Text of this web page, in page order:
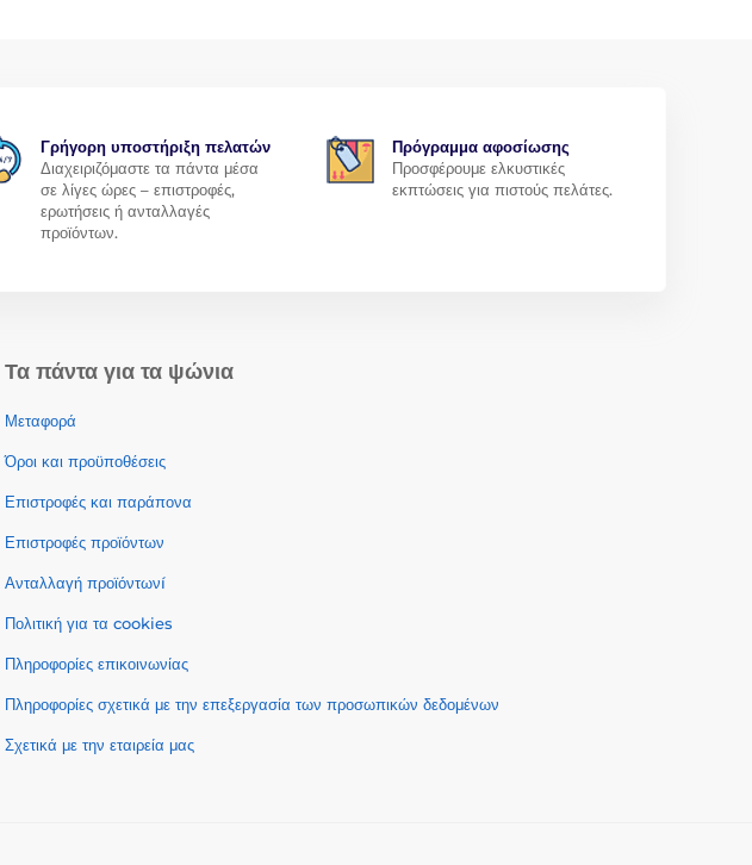
Γρήγορη υποστήριξη πελατών
Διαχειριζόμαστε τα πάντα μέσα
σε λίγες ώρες – επιστροφές,
ερωτήσεις ή ανταλλαγές
προϊόντων.
Πρόγραμμα αφοσίωσης
Προσφέρουμε ελκυστικές
εκπτώσεις για πιστούς πελάτες.
Τα πάντα για τα ψώνια
Μεταφορά
Όροι και προϋποθέσεις
Επιστροφές και παράπονα
Επιστροφές προϊόντων
Ανταλλαγή προϊόντωνí
Πολιτική για τα cookies
Πληροφορίες επικοινωνίας
Πληροφορίες σχετικά με την επεξεργασία των προσωπικών δεδομένων
Σχετικά με την εταιρεία μας